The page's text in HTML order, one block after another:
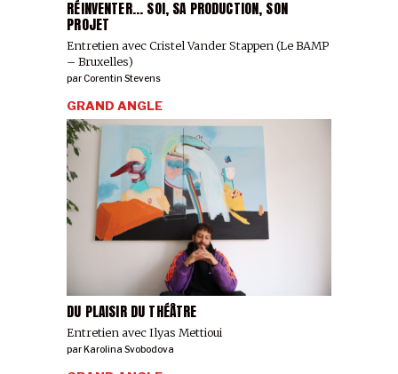
RÉINVENTER... SOI, SA PRODUCTION, SON
PROJET
Entretien avec Cristel Vander Stappen (Le BAMP
– Bruxelles)
parCorentin Stevens
DU PLAISIR DU THÉÂTRE
Entretien avec Ilyas Mettioui
GRAND ANGLE
parKarolina Svobodova